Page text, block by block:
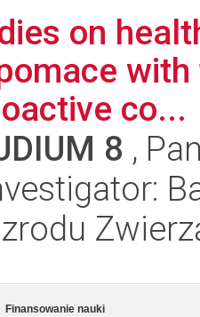
on
co...
8 ,
Finansowanie nauki